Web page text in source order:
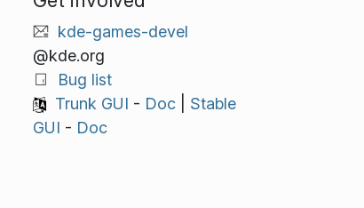
kde-games-devel
@kde.org
Bug list
Trunk GUI - Doc| Stable
GUI - Doc